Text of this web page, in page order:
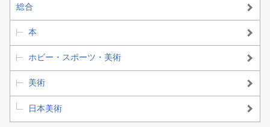
総合
本
ホビー・スポーツ・美術
美術
日本美術